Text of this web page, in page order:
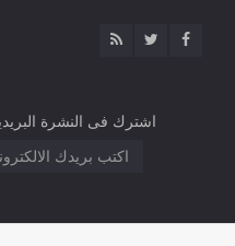
اشترك فى النشرة